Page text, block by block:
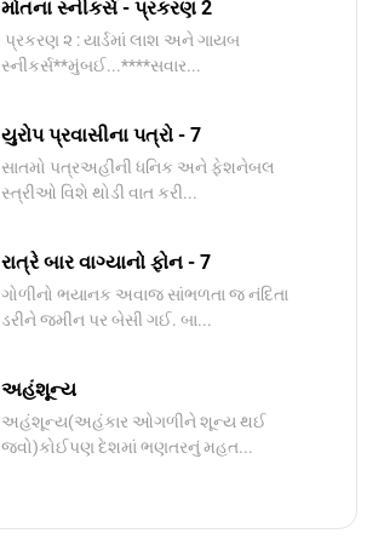
મોતના સ્નીકર્સ - પ્રકરણ 2
પ્રકરણ ૨ : યાર્ડમાં લાશ અને ગાયબ
સ્નીકર્સ**મુંબઈ...****સવાર...
યુરોપ પ્રવાસીના પત્રો - 7
સાતમો પત્રઅહીંની ધનિક અને ફેશનેબલ
સ્ત્રીઓ વિશે થોડી વાત કરી...
રાત્રે બાર વાગ્યાનો ફોન - 7
ગોળીનો ભયાનક અવાજ સાંભળતા જ નંદિતા
ડરીને જમીન પર બેસી ગઈ. બા...
અહંશૂન્ય
અહંશૂન્ય(અહંકાર ઓગળીને શૂન્ય થઈ
જવો)કોઈપણ દેશમાં ભણતરનું મહત...